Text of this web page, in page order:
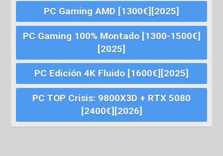
PC Gaming AMD [1300€][2025]
PC Gaming 100% Montado [1300-1500€]
[2025]
PC Edición 4K Fluido [1600€][2025]
PC TOP Crisis: 9800X3D + RTX 5080
[2400€][2026]